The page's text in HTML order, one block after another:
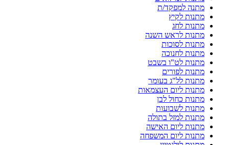
מתנה למפקד/ת
מתנות לקיץ
מתנות לחג
מתנות לראש השנה
מתנות לסוכות
מתנות לחנוכה
מתנות לט"ו בשבט
מתנות לפורים
מתנות לל"ג בעומר
מתנות ליום העצמאות
מתנות כחול לבן
מתנות לשבועות
מתנות למזל בתולה
מתנות ליום האישה
מתנות ליום המשפחה